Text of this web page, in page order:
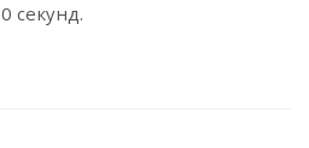
секунд.